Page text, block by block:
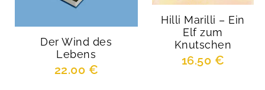
Der Wind des
Lebens
22.00 €
Hilli Marilli – Ein
Elf zum
Knutschen
16.50 €